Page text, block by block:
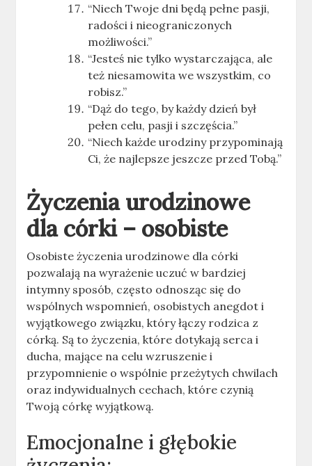
“Niech Twoje dni będą pełne pasji,
radości i nieograniczonych
możliwości.”
“Jesteś nie tylko wystarczająca, ale
też niesamowita we wszystkim, co
robisz.”
“Dąż do tego, by każdy dzień był
pełen celu, pasji i szczęścia.”
“Niech każde urodziny przypominają
Ci, że najlepsze jeszcze przed Tobą.”
Życzenia urodzinowe
dla córki – osobiste
Osobiste życzenia urodzinowe dla córki
pozwalają na wyrażenie uczuć w bardziej
intymny sposób, często odnosząc się do
wspólnych wspomnień, osobistych anegdot i
wyjątkowego związku, który łączy rodzica z
córką. Są to życzenia, które dotykają serca i
ducha, mające na celu wzruszenie i
przypomnienie o wspólnie przeżytych chwilach
oraz indywidualnych cechach, które czynią
Twoją córkę wyjątkową.
Emocjonalne i głębokie